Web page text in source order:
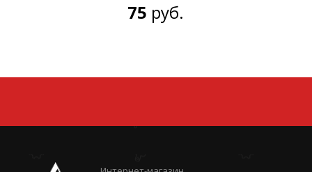
75 руб.